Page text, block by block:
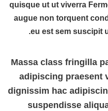
quisque ut ut viverra
augue non torquent
eu est sem suscipit
Massa class fringilla
adipiscing praesent
dignissim hac
suspendisse